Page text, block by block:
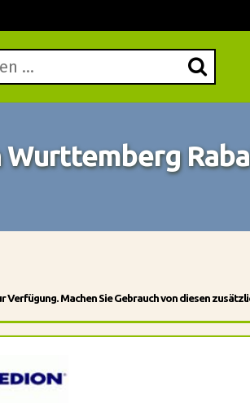
Wurttemberg
Machen Sie Gebrauch von diesen